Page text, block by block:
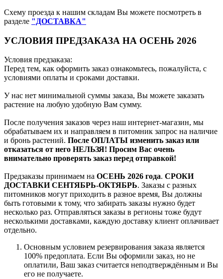
Схему проезда к нашим складам Вы можете посмотреть в
разделе "ДОСТАВКА"
УСЛОВИЯ ПРЕДЗАКАЗА НА ОСЕНЬ 2026
Условия предзаказа:
Перед тем, как оформить заказ ознакомьтесь, пожалуйста, с
условиями оплаты и сроками доставки.
У нас нет минимальной суммы заказа, Вы можете заказать
растение на любую удобную Вам сумму.
После получения заказов через наш интернет-магазин, мы
обрабатываем их и направляем в питомник запрос на наличие
и бронь растений. После ОПЛАТЫ изменить заказ или
отказаться от него НЕЛЬЗЯ! Просим Вас очень
внимательно проверять заказ перед отправкой!
Предзаказы принимаем на ОСЕНЬ 2026 года. СРОКИ
ДОСТАВКИ СЕНТЯБРЬ-ОКТЯБРЬ. Заказы с разных
питомников могут приходить в разное время, Вы должны
быть готовыми к тому, что забирать заказы нужно будет
несколько раз. Отправляться заказы в регионы тоже будут
несколькими доставками, каждую доставку клиент оплачивает
отдельно.
Основным условием резервирования заказа является
100% предоплата. Если Вы оформили заказ, но не
оплатили, Ваш заказ считается неподтверждённым и Вы
его не получаете.